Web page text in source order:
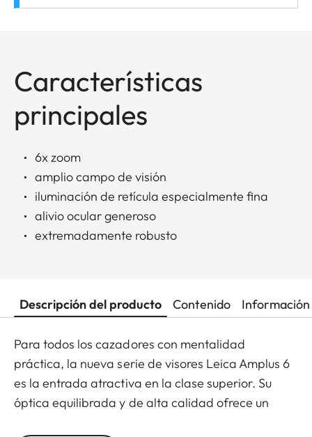
Características
principales
6x zoom
amplio campo de visión
iluminación de retícula especialmente fina
alivio ocular generoso
extremadamente robusto
Descripción del producto Contenido
Para todos los cazadores con mentalidad
práctica, la nueva serie de visores Leica Amplus 6
es la entrada atractiva en la clase superior. Su
óptica equilibrada y de alta calidad ofrece un